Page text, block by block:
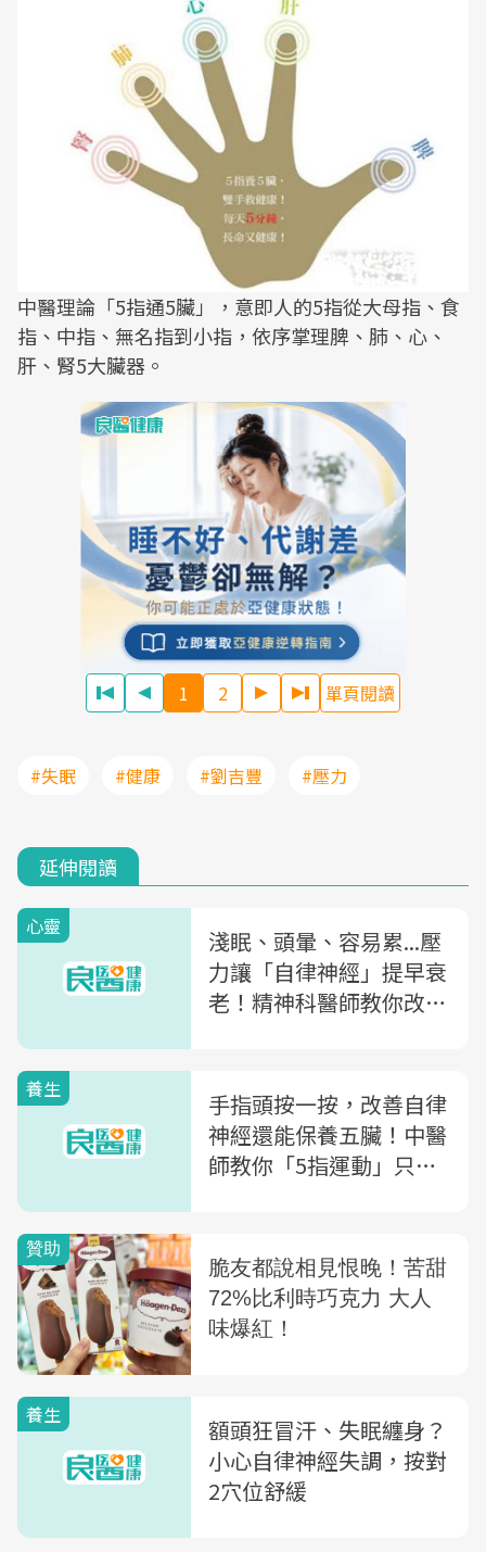
中醫理論「5指通5臟」，意即人的5指從大母指、食
指、中指、無名指到小指，依序掌理脾、肺、心、
肝、腎5大臟器。
1 2 單頁閱讀
#失眠 #健康 #劉吉豐 #壓力
延伸閱讀
心靈
淺眠、頭暈、容易累...壓
力讓「自律神經」提早衰
老！精神科醫師教你改善
養生
手指頭按一按，改善自律
神經還能保養五臟！中醫
師教你「5指運動」只要
養生
額頭狂冒汗、失眠纏身？
小心自律神經失調，按對
2穴位舒緩